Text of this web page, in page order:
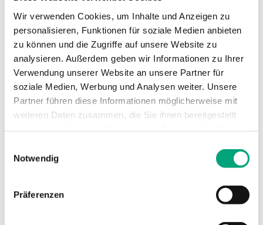
Wir verwenden Cookies, um Inhalte und Anzeigen zu
personalisieren, Funktionen für soziale Medien anbieten
zu können und die Zugriffe auf unsere Website zu
analysieren. Außerdem geben wir Informationen zu Ihrer
Verwendung unserer Website an unsere Partner für
soziale Medien, Werbung und Analysen weiter. Unsere
Partner führen diese Informationen möglicherweise mit
weiteren Daten zusammen, die Sie ihnen bereitgestellt
Notwendig
Präferenzen
Technische Daten für PDT... – Presigo
Differenzdrucktransmitter mit analogen
Ausgängen
Versorgungsspannung
24VAC/DC (21...27
V AC 50Hz /
21...27 V DC), 2.7
VA
(nicht kondensierend)